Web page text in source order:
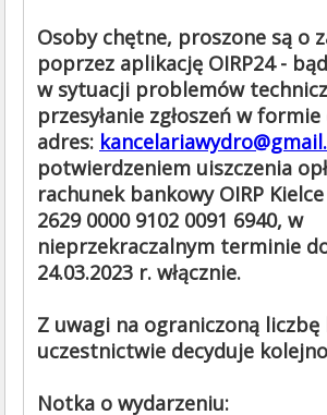
Osoby chętne, proszone są o
poprzez aplikację OIRP24 -
w sytuacji problemów
przesyłanie zgłoszeń w
adres:
potwierdzeniem uiszczenia
rachunek bankowy OIRP
2629 0000 9102 0091 6940, w
nieprzekraczalnym terminie
24.03.2023 r. włącznie.
Z uwagi na ograniczoną
uczestnictwie decyduje